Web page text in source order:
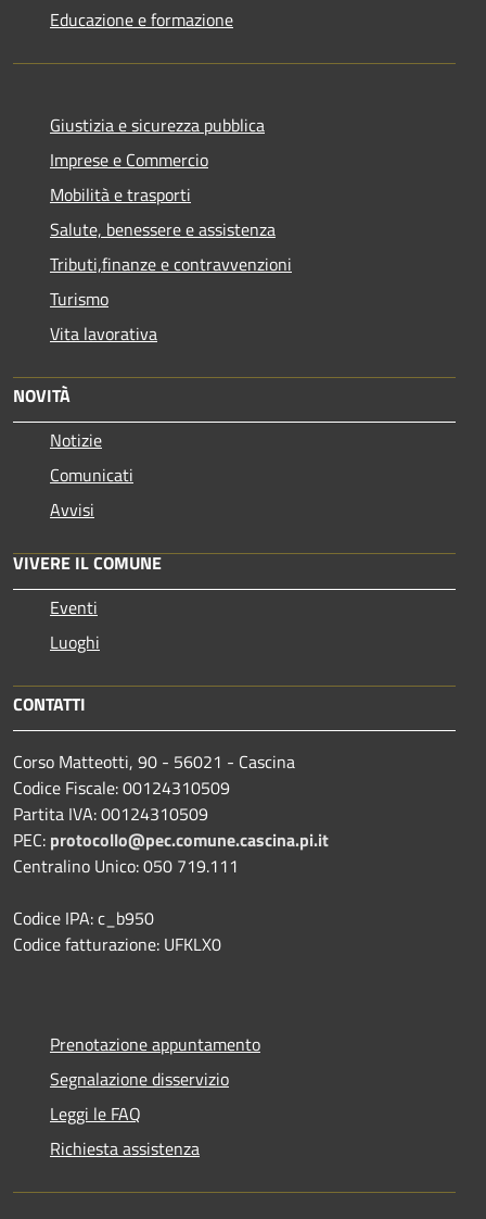
Educazione e formazione
Giustizia e sicurezza pubblica
Imprese e Commercio
Mobilità e trasporti
Salute, benessere e assistenza
Tributi,finanze e contravvenzioni
Turismo
Vita lavorativa
NOVITÀ
Notizie
Comunicati
Avvisi
VIVERE IL COMUNE
Eventi
Luoghi
CONTATTI
Corso Matteotti, 90 - 56021 - Cascina
Codice Fiscale: 00124310509
Partita IVA: 00124310509
PEC: protocollo@pec.comune.cascina.pi.it
Centralino Unico: 050 719.111
Codice IPA: c_b950
Codice fatturazione: UFKLX0
Prenotazione appuntamento
Segnalazione disservizio
Leggi le FAQ
Richiesta assistenza